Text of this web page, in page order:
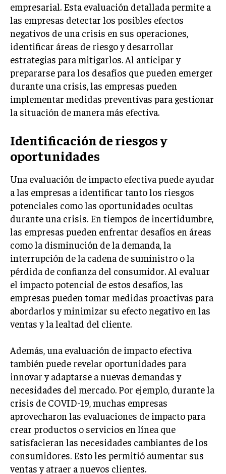
INVESTIGACIÓN DE MERCADO
ANÁLISIS DE COMPETENCIA
GESTIÓN DE CLIENTES
EMPRENDIMIENTO
INNOVACIÓN EMPRESARIAL
GESTIÓN DEL CAMBIO
LIDERAZGO
HABILIDADES DIRECTIVAS
EMPRENDIMIENTO
FINANZAS
FINANZAS Y CONTABILIDAD
GESTIÓN DE RECURSOS FINANCIEROS
INVERSIONES Y MERCADOS FINANCIEROS
CONTABILIDAD EMPRESARIAL
ECONOMÍA EMPRESARIAL
INTERNACIONAL
NEGOCIOS INTERNACIONALES
EXPANSIÓN GLOBAL
IMPORTACIÓN Y EXPORTACIÓN
ALIANZAS ESTRATÉGICAS
TECNOLOGIA
SOSTENIBILIDAD Y MEDIO AMBIENTE
GESTIÓN DE LA INNOVACIÓN TECNOLÓGICA
TRANSFORMACIÓN DIGITAL
empresarial. Esta evaluación detallada permite a
las empresas detectar los posibles efectos
negativos de una crisis en sus operaciones,
identificar áreas de riesgo y desarrollar
estrategias para mitigarlos. Al anticipar y
prepararse para los desafíos que pueden emerger
durante una crisis, las empresas pueden
implementar medidas preventivas para gestionar
la situación de manera más efectiva.
Identificación de riesgos y
oportunidades
Una evaluación de impacto efectiva puede ayudar
a las empresas a identificar tanto los riesgos
potenciales como las oportunidades ocultas
durante una crisis. En tiempos de incertidumbre,
las empresas pueden enfrentar desafíos en áreas
como la disminución de la demanda, la
interrupción de la cadena de suministro o la
pérdida de confianza del consumidor. Al evaluar
el impacto potencial de estos desafíos, las
empresas pueden tomar medidas proactivas para
abordarlos y minimizar su efecto negativo en las
ventas y la lealtad del cliente.
Además, una evaluación de impacto efectiva
también puede revelar oportunidades para
innovar y adaptarse a nuevas demandas y
necesidades del mercado. Por ejemplo, durante la
crisis de COVID-19, muchas empresas
aprovecharon las evaluaciones de impacto para
crear productos o servicios en línea que
satisfacieran las necesidades cambiantes de los
consumidores. Esto les permitió aumentar sus
ventas y atraer a nuevos clientes.